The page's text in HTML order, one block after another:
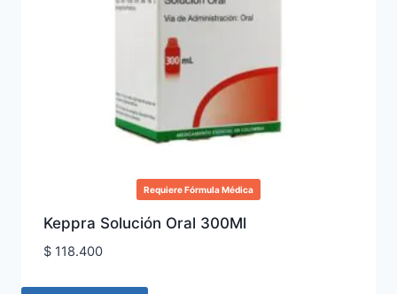
Requiere Fórmula Médica
Keppra Solución Oral 300Ml
$118.400